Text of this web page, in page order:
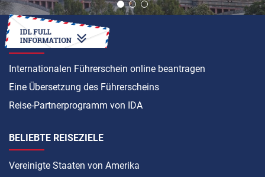
ANLEITUNG
Internationalen Führerschein online beantragen
Eine Übersetzung des Führerscheins
Reise-Partnerprogramm von IDA
BELIEBTE REISEZIELE
Vereinigte Staaten von Amerika